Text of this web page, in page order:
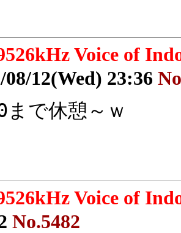
Voice of
08/12(Wed) 23:36
まで休憩～ｗ
Voice of
No.5482